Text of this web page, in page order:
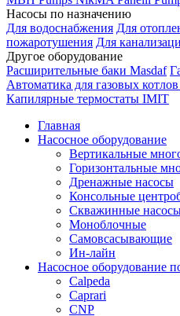
Насосы по назначению
Для водоснабжения Для
пожаротушения Для
Другое оборудование
Расширительные баки Masdaf
Автоматика для газовых
Капилярные термостаты IMIT
Главная
Насосное оборудование
Вертикальные
Горизонтальные
Дренажные насосы
Консольные
Скважинные
Моноблочные
Самовсасывающие
Ин-лайн
Насосное оборудование
Calpeda
Caprari
CNP